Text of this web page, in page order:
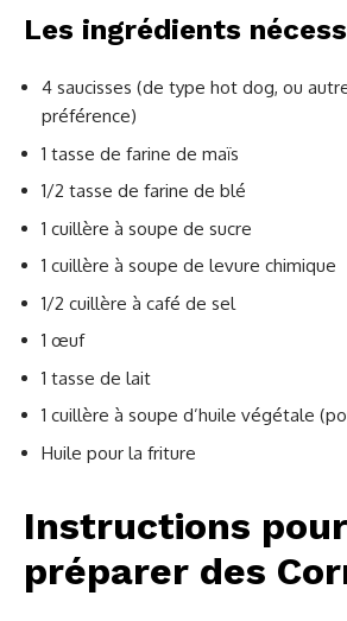
Les ingrédients
4 saucisses (de type hot dog, ou
préférence)
1 tasse de farine de maïs
1/2 tasse de farine de blé
1 cuillère à soupe de sucre
1 cuillère à soupe de levure chimique
1/2 cuillère à café de sel
1 œuf
1 tasse de lait
1 cuillère à soupe d’huile végétale
Huile pour la friture
Instructions pour
préparer des